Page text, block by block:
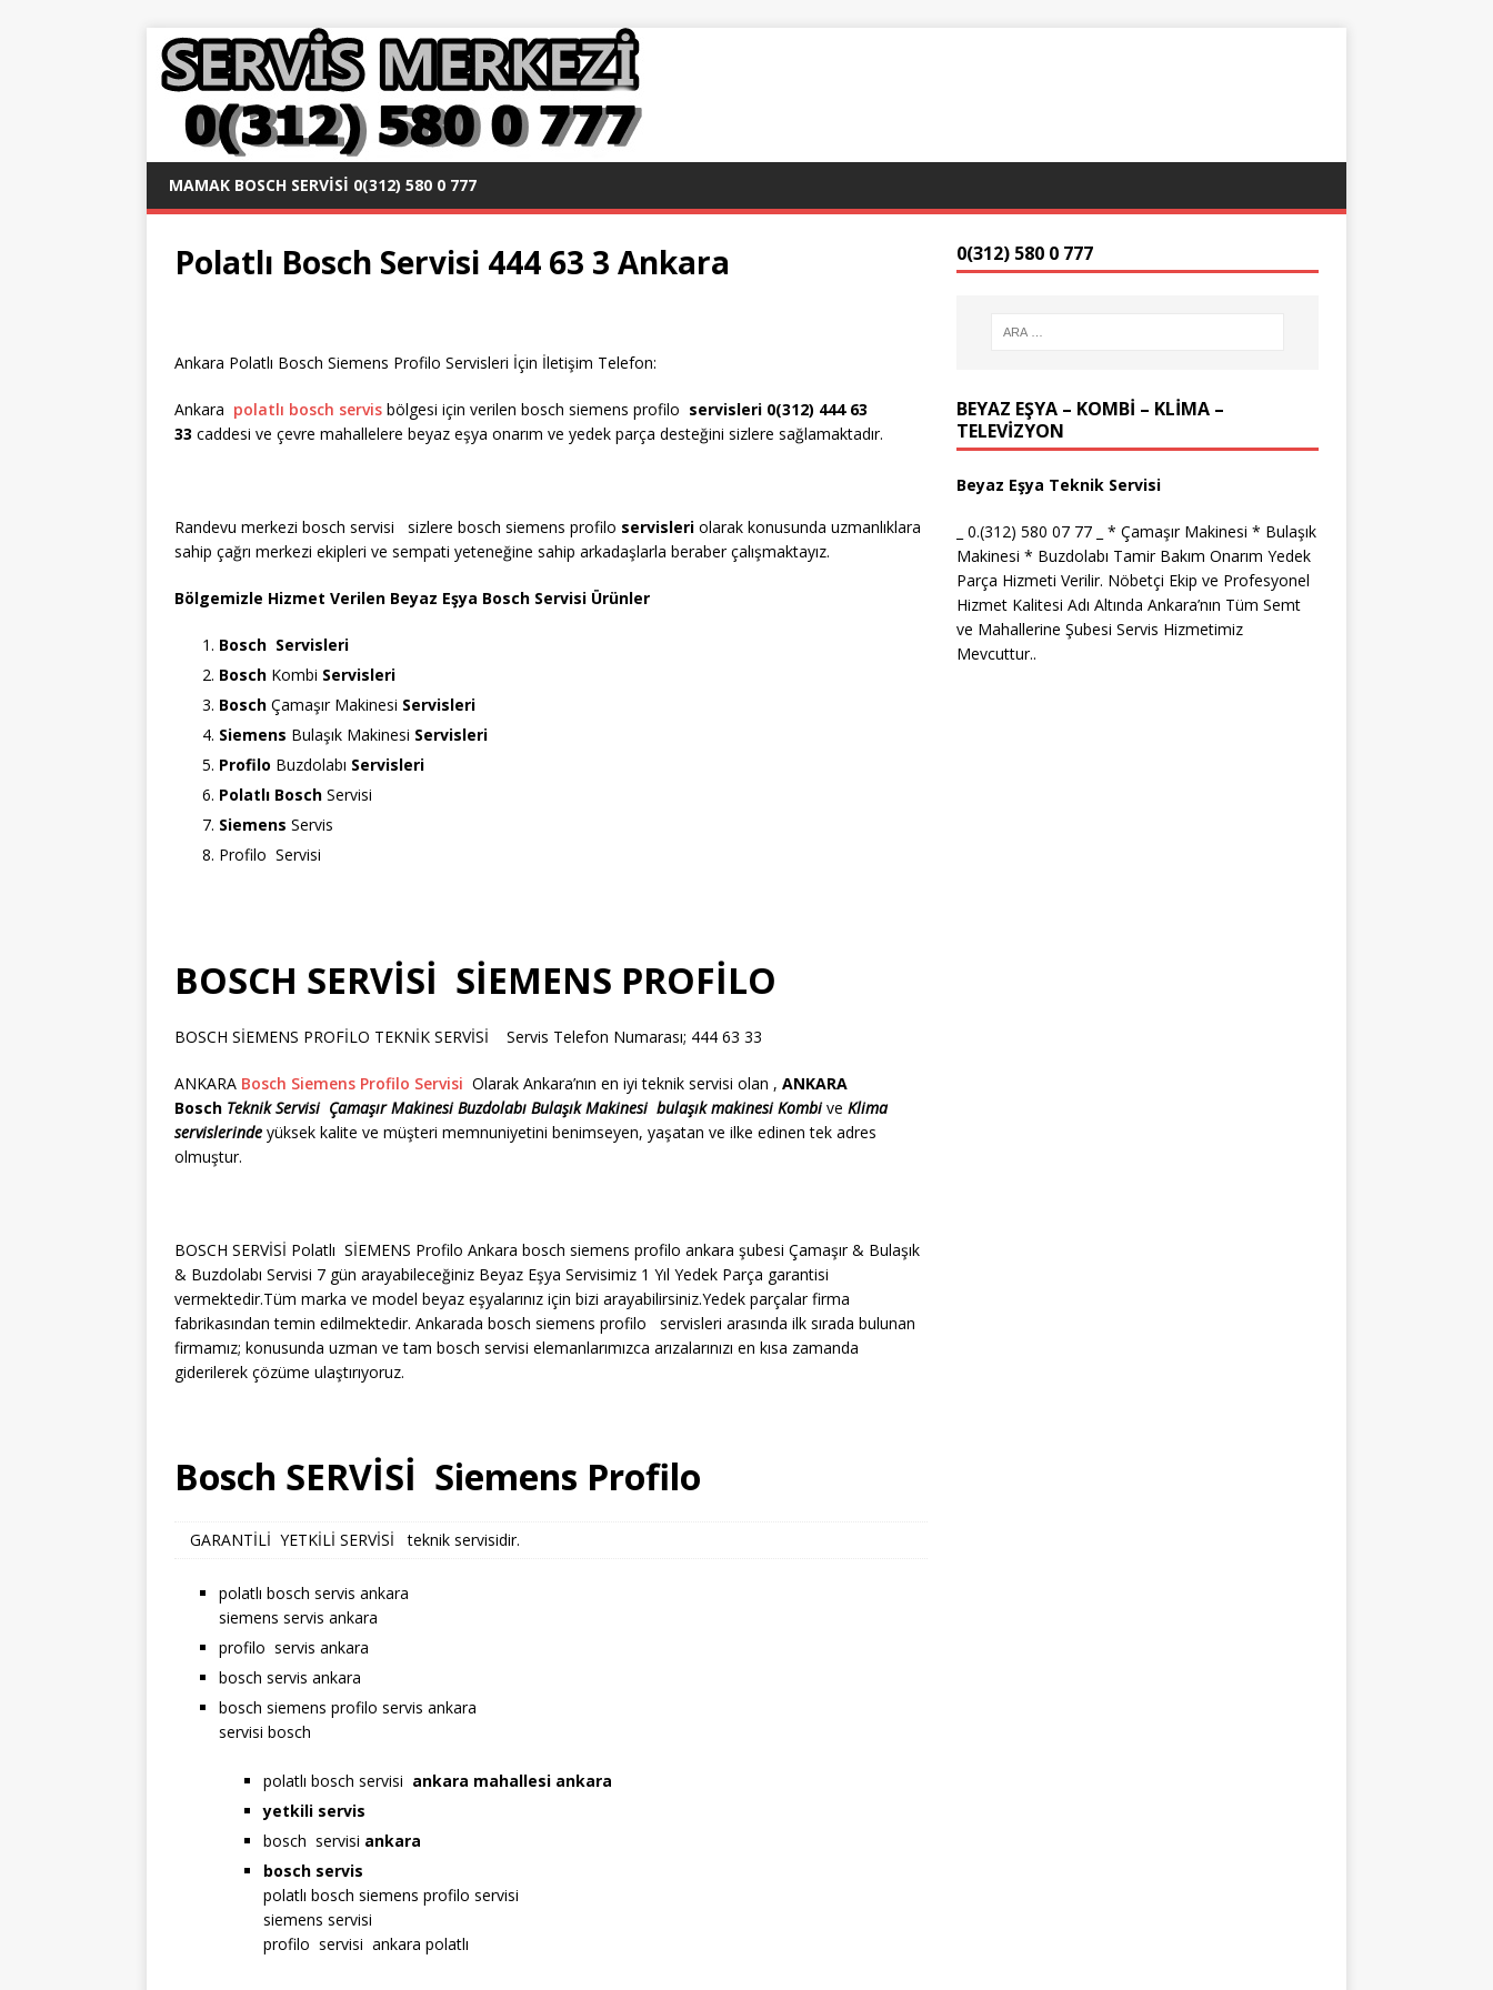
MAMAK BOSCH SERVISI 0(312) 580 0 777
Polatlı Bosch Servisi 444 63 3 Ankara
Ankara Polatlı Bosch Siemens Profilo Servisleri İçin İletişim Telefon:
Ankara polatlı bosch servis bölgesi için verilen bosch siemens profilo servisleri 0(312) 444 63
33 caddesi ve çevre mahallelere beyaz eşya onarım ve yedek parça desteğini sizlere sağlamaktadır.
Randevu merkezi bosch servisi sizlere bosch siemens profilo servisleri olarak konusunda uzmanlıklara
sahip çağrı merkezi ekipleri ve sempati yeteneğine sahip arkadaşlarla beraber çalışmaktayız.
Bölgemizle Hizmet Verilen Beyaz Eşya Bosch Servisi Ürünler
Bosch Servisleri
Bosch Kombi Servisleri
Bosch Çamaşır Makinesi Servisleri
Siemens Bulaşık Makinesi Servisleri
Profilo Buzdolabı Servisleri
Polatlı Bosch Servisi
Siemens Servis
Profilo Servisi
BOSCH SERVİSİ SİEMENS PROFİLO
BOSCH SİEMENS PROFİLO TEKNİK SERVİSİ Servis Telefon Numarası; 444 63 33
ANKARA Bosch Siemens Profilo Servisi Olarak Ankara’nın en iyi teknik servisi olan , ANKARA
Bosch Teknik Servisi Çamaşır MakinesiBuzdolabı Bulaşık Makinesi bulaşık makinesiKombive Klima
servislerinde yüksek kalite ve müşteri memnuniyetini benimseyen, yaşatan ve ilke edinen tek adres
olmuştur.
BOSCH SERVİSİ Polatlı SİEMENS Profilo Ankara bosch siemens profilo ankara şubesi Çamaşır & Bulaşık
& Buzdolabı Servisi 7 gün arayabileceğiniz Beyaz Eşya Servisimiz 1 Yıl Yedek Parça garantisi
vermektedir.Tüm marka ve model beyaz eşyalarınız için bizi arayabilirsiniz.Yedek parçalar firma
fabrikasından temin edilmektedir. Ankarada bosch siemens profilo servisleri arasında ilk sırada bulunan
firmamız; konusunda uzman ve tam bosch servisi elemanlarımızca arızalarınızı en kısa zamanda
giderilerek çözüme ulaştırıyoruz.
Bosch SERVİSİ Siemens Profilo
GARANTİLİ YETKİLİ SERVİSİ teknik servisidir.
polatlı bosch servis ankara
siemens servis ankara
profilo servis ankara
bosch servis ankara
bosch siemens profilo servis ankara
servisi bosch
polatlı bosch servisi ankara mahallesi ankara
yetkili servis
bosch servisi ankara
bosch servis
polatlı bosch siemens profilo servisi
siemens servisi
profilo servisi ankara polatlı
0(312) 580 0 777
BEYAZ EŞYA – KOMBİ – KLİMA –
TELEVİZYON
Beyaz Eşya Teknik Servisi
_ 0.(312) 580 07 77 _ * Çamaşır Makinesi * Bulaşık
Makinesi * Buzdolabı Tamir Bakım Onarım Yedek
Parça Hizmeti Verilir. Nöbetçi Ekip ve Profesyonel
Hizmet Kalitesi Adı Altında Ankara’nın Tüm Semt
ve Mahallerine Şubesi Servis Hizmetimiz
Mevcuttur..